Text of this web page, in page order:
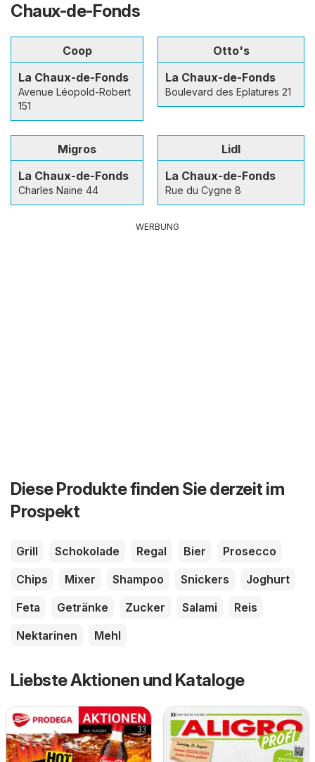
Chaux-de-Fonds
Coop
La Chaux-de-Fonds
Avenue Léopold-Robert
151
Otto's
La Chaux-de-Fonds
Boulevard des Eplatures 21
Migros
La Chaux-de-Fonds
Charles Naine 44
Lidl
La Chaux-de-Fonds
Rue du Cygne 8
WERBUNG
Diese Produkte finden Sie derzeit im
Prospekt
Grill Schokolade Regal Bier
Prosecco
Chips
Mixer Shampoo Snickers
Joghurt
Feta
Getränke Zucker Salami
Reis
Nektarinen
Mehl
Liebste Aktionen und Kataloge